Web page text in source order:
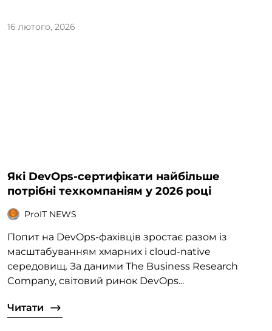
16 лютого, 2026
Які DevOps-сертифікати найбільше
потрібні техкомпаніям у 2026 році
ProIT NEWS
Попит на DevOps-фахівців зростає разом із
масштабуванням хмарних і cloud-native
середовищ. За даними The Business Research
Company, світовий ринок DevOps...
Читати